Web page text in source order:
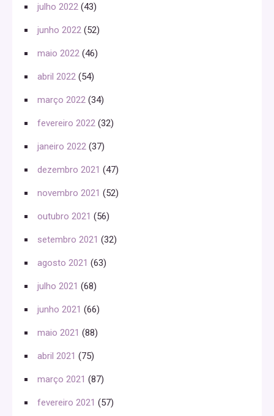
julho 2022 (43)
junho 2022 (52)
maio 2022 (46)
abril 2022 (54)
março 2022 (34)
fevereiro 2022 (32)
janeiro 2022 (37)
dezembro 2021 (47)
novembro 2021 (52)
outubro 2021 (56)
setembro 2021 (32)
agosto 2021 (63)
julho 2021 (68)
junho 2021 (66)
maio 2021 (88)
abril 2021 (75)
março 2021 (87)
fevereiro 2021 (57)